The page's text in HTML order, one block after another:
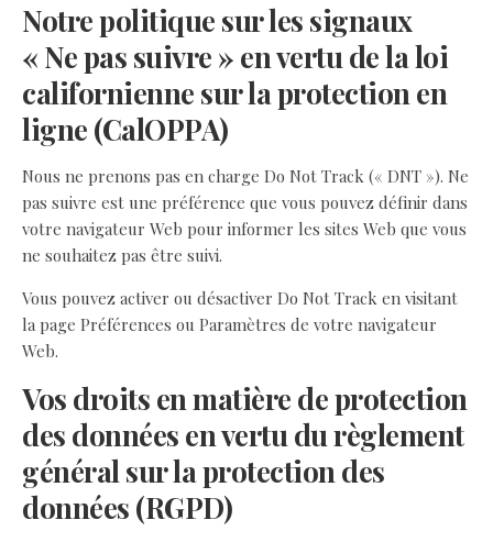
Notre politique sur les signaux
« Ne pas suivre » en vertu de la loi
californienne sur la protection en
ligne (CalOPPA)
Nous ne prenons pas en charge Do Not Track (« DNT »). Ne
pas suivre est une préférence que vous pouvez définir dans
votre navigateur Web pour informer les sites Web que vous
ne souhaitez pas être suivi.
Vous pouvez activer ou désactiver Do Not Track en visitant
la page Préférences ou Paramètres de votre navigateur
Web.
Vos droits en matière de protection
des données en vertu du règlement
général sur la protection des
données (RGPD)